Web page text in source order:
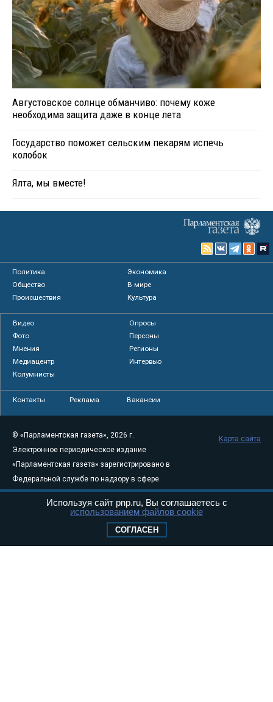
Августовское солнце обманчиво: почему коже
необходима защита даже в конце лета
Государство поможет сельским пекарям испечь
колобок
Ялта, мы вместе!
Политика
Экономика
Общество
В мире
Происшествия
Культура
Видео
Опросы
Фото
Персоны
Мнения
Регионы
Медиацентр
Интервью
Колумнисты
Контакты Реклама Вакансии
© «Парламентская газета», 2026 г.
Электронное периодическое издание
«Парламентская газета» зарегистрировано в
Федеральной службе по надзору в сфере
связи, информационных технологий и
массовых коммуникаций (Роскомнадзор) 05
Свидетельство о регистрации Эл № ФС77-
Карта сайта
Используя сайт pnp.ru, Вы соглашаетесь с
использованием файлов cookie
СОГЛАСЕН